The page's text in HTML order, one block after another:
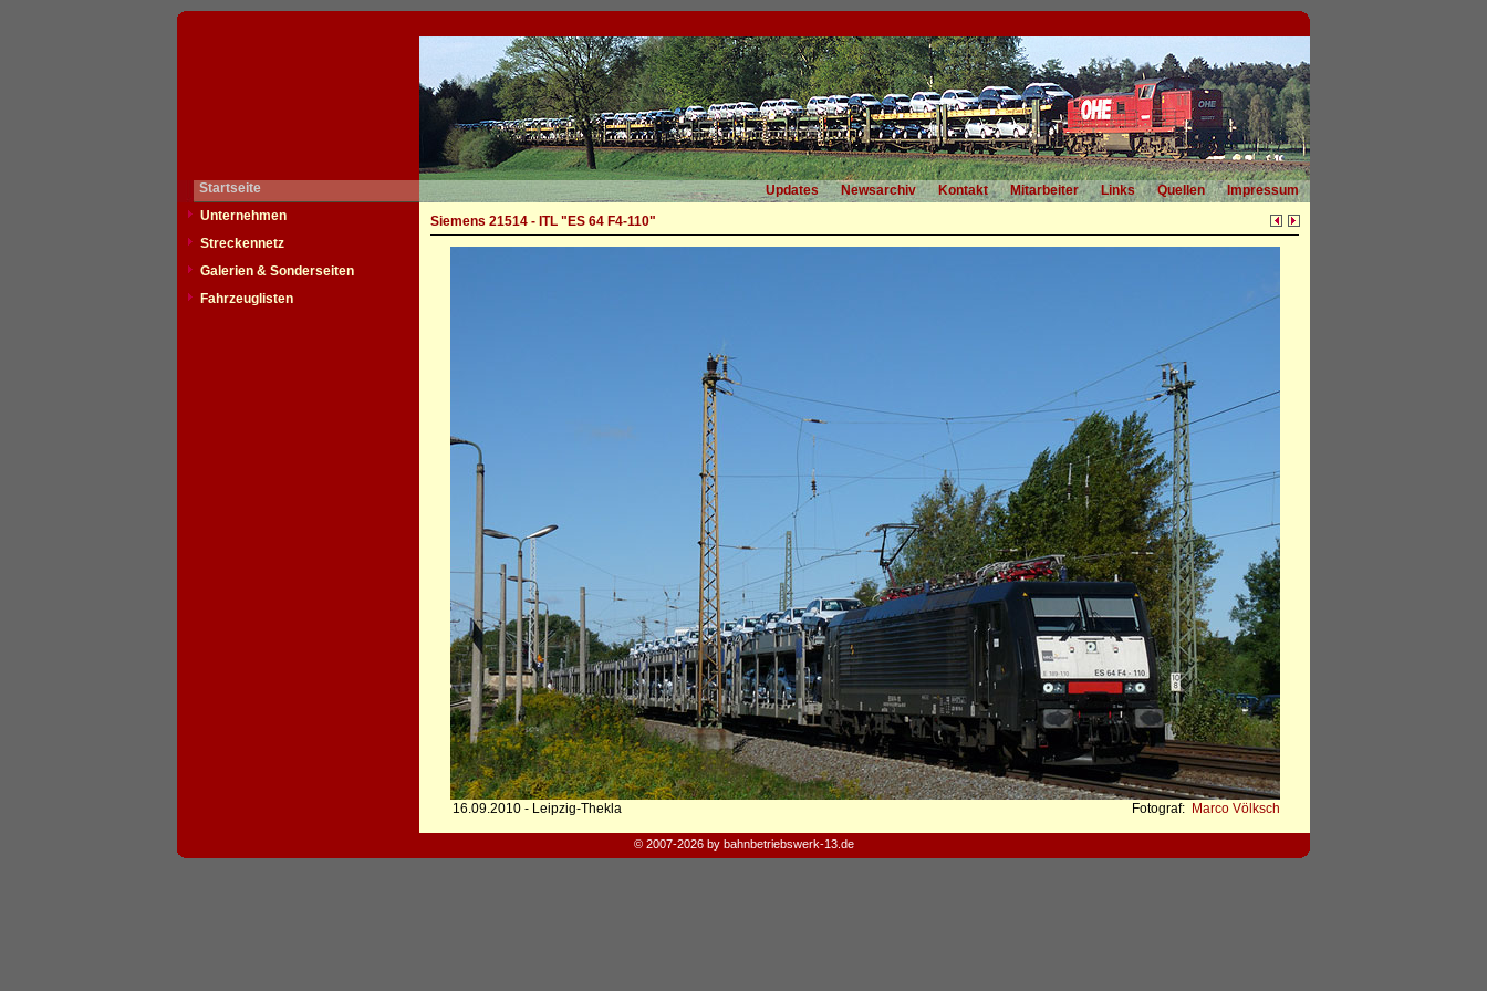
Startseite Updates Newsarchiv Kontakt Mitarbeiter Links Quellen
Impressum
Unternehmen
Streckennetz
Galerien & Sonderseiten
Fahrzeuglisten
Siemens 21514 - ITL "ES 64 F4-110"
16.09.2010 - Leipzig-Thekla Fotograf: Marco Völksch
© 2007-2026 by bahnbetriebswerk-13.de